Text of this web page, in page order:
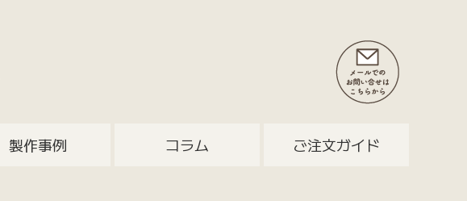
製作事例 コラム ご注文ガイド